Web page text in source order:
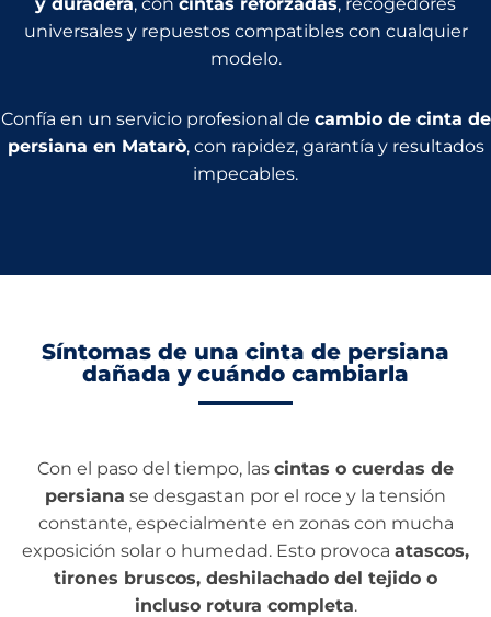
universales y repuestos compatibles con cualquier
modelo.
Confía en un servicio profesional de cambio de cinta de
persiana en Matarò, con rapidez, garantía y resultados
impecables.
Síntomas de una cinta de persiana
dañada y cuándo cambiarla
Con el paso del tiempo, las cintas o cuerdas de
persiana se desgastan por el roce y la tensión
constante, especialmente en zonas con mucha
exposición solar o humedad. Esto provoca atascos,
tirones bruscos, deshilachado del tejido o
incluso rotura completa.